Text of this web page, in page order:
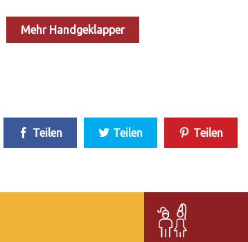
Mehr Handgeklapper
Teilen Teilen Teilen